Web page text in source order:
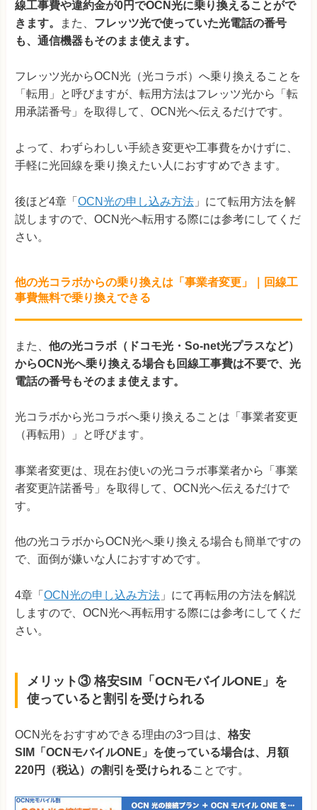
線工事費や違約金が0円でOCN光に乗り換えることがで
きます。
また、 フレッツ光で使っていた光電話の番号
も、通信機器もそのまま使えます。
フレッツ光からOCN光（光コラボ）へ乗り換えることを
「転用」と呼びますが、転用方法はフレッツ光から「転
用承諾番号」を取得して、OCN光へ伝えるだけです。
よって、わずらわしい手続き変更や工事費をかけずに、
手軽に光回線を乗り換えたい人におすすめできます。
後ほど4章「 OCN光の申し込み方法 」にて転用方法を解
説しますので、OCN光へ転用する際には参考にしてくだ
さい。
他の光コラボからの乗り換えは「事業者変更」｜回線工
事費無料で乗り換えできる
また、 他の光コラボ（ドコモ光・So-net光プラスなど）
からOCN光へ乗り換える場合も回線工事費は不要で、光
電話の番号もそのまま使えます。
光コラボから光コラボへ乗り換えることは「事業者変更
（再転用）」と呼びます。
事業者変更は、現在お使いの光コラボ事業者から「事業
者変更許諾番号」を取得して、OCN光へ伝えるだけで
す。
他の光コラボからOCN光へ乗り換える場合も簡単ですの
で、面倒が嫌いな人におすすめです。
4章「 OCN光の申し込み方法 」にて再転用の方法を解説
しますので、OCN光へ再転用する際には参考にしてくだ
さい。
メリット③ 格安SIM「OCNモバイルONE」を
使っていると割引を受けられる
OCN光をおすすめできる理由の3つ目は、 格安
SIM「OCNモバイルONE」を使っている場合は、月額
220円（税込）の割引を受けられることです。